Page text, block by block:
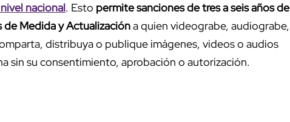
nacional. Esto permite sanciones de tres a seis años de
Medida y Actualizacióna quien videograbe, audiograbe,
distribuya o publique imágenes, videos o audios
sin su consentimiento, aprobación o autorización.